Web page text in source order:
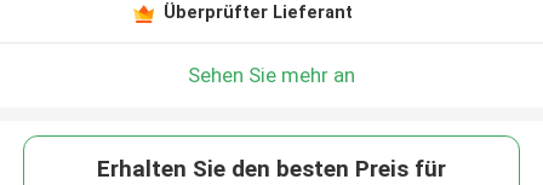
Überprüfter Lieferant
Sehen Sie mehr an
Erhalten Sie den besten Preis für